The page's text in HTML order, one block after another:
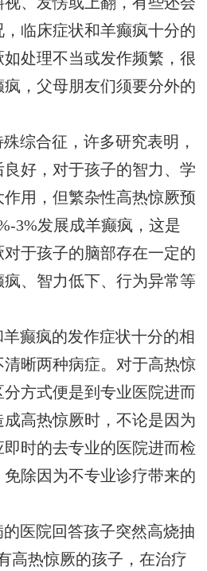
临床症状和羊癫疯十分的
处理不当或发作频繁，很
，父母朋友们须要分外的
综合征，许多研究表明，
好，对于孩子的智力、学
用，但繁杂性高热惊厥预
3%发展成羊癫疯，这是
对于孩子的脑部存在一定的
、智力低下、行为异常等
癫疯的发作症状十分的相
晰两种病症。对于高热惊
方式便是到专业医院进而
高热惊厥时，不论是因为
时的去专业的医院进而检
除因为不专业诊疗带来的
医院回答孩子突然高烧抽
高热惊厥的孩子，在治疗